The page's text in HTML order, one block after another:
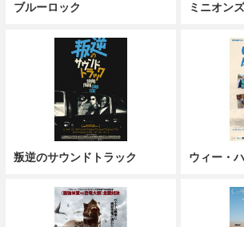
ブルーロック ミニオン
叛逆のサウンドトラック ウィー・